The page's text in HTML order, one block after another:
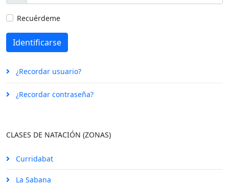
Recuérdeme
Identificarse
¿Recordar usuario?
¿Recordar contraseña?
CLASES DE NATACIÓN (ZONAS)
Curridabat
La Sabana